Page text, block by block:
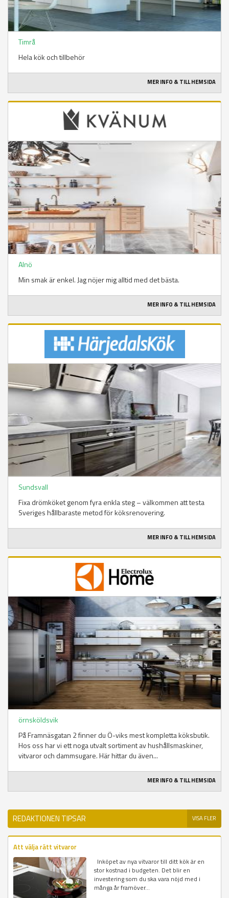
Timrå
Hela kök och tillbehör
MER INFO & TILL HEMSIDA
Alnö
Min smak är enkel. Jag nöjer mig alltid med det bästa.
MER INFO & TILL HEMSIDA
Sundsvall
Fixa drömköket genom fyra enkla steg – välkommen att testa
Sveriges hållbaraste metod för köksrenovering.
MER INFO & TILL HEMSIDA
örnsköldsvik
På Framnäsgatan 2 finner du Ö-viks mest kompletta köksbutik.
Hos oss har vi ett noga utvalt sortiment av hushållsmaskiner,
vitvaror och dammsugare. Här hittar du även...
MER INFO & TILL HEMSIDA
REDAKTIONEN TIPSAR VISA FLER
Att välja rätt vitvaror
Inköpet av nya vitvaror till ditt kök är en
stor kostnad i budgeten. Det blir en
investering som du ska vara nöjd med i
många år framöver...